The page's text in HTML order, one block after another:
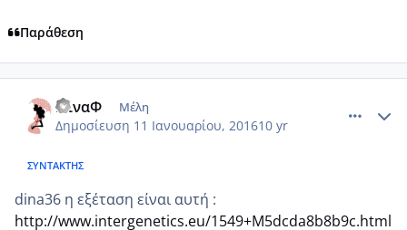
Παράθεση
ΝίναΦ Μέλη
Δημοσίευση 11 Ιανουαρίου, 201610 yr
ΣΥΝΤΆΚΤΗΣ
dina36 η εξέταση είναι αυτή :
http://www.intergenetics.eu/1549+M5dcda8b8b9c.html